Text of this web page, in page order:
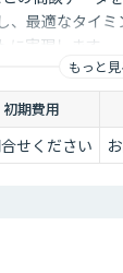
、最適なタイ
実現します。
もっと見
初期費用
せください